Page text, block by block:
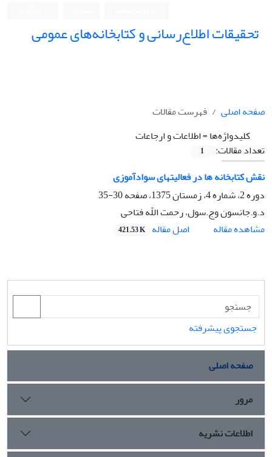
تحقیقات اطلاع‌رسانی و کتابخانه‌های عمومی
صفحه اصلی
فهرست مقالات
کلیدواژه‌ها =اطلاعات و ارجاعات
تعداد مقالات:
1
نقش کتابخانه ها در فعالیتهای سوادآموزی
دوره 2، شماره 4، زمستان 1375، صفحه
30-35
د.و.جانسون وج.سول، رحمت اللّه فتاحی
مشاهده مقاله
اصل مقاله 421.53 K
جستجوی پیشرفته
صفحه اصلی
مرور
اطلاعات نشریه